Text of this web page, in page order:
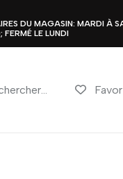
DU MAGASIN: MARDI À
FERMÉ LE LUNDI